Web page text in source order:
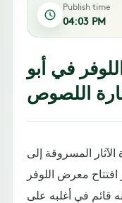
Publish time
04:03 PM
في أبو
اللصوص
المسروقة إلى
معرض اللوفر
قائم في أغلبه على